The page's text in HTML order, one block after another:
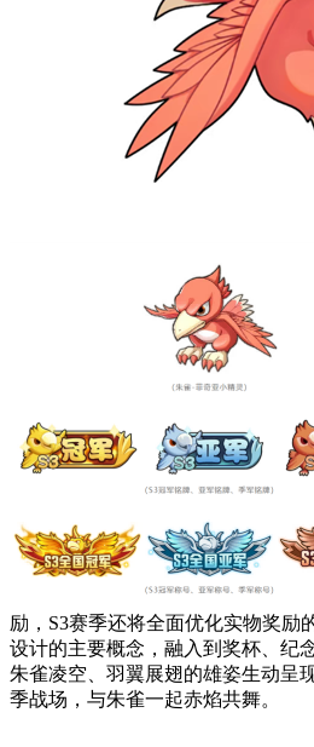
励，S3赛季还将全面优化实物奖励
设计的主要概念，融入到奖杯、纪
朱雀凌空、羽翼展翅的雄姿生动呈
季战场，与朱雀一起赤焰共舞。